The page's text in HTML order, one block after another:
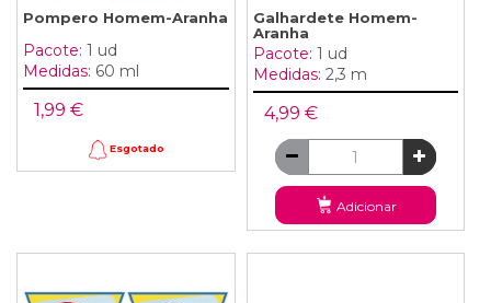
Pompero Homem-Aranha
Pacote: 1 ud
Medidas: 60 ml
1,99 €
Esgotado
Galhardete Homem-
Aranha
Pacote: 1 ud
Medidas: 2,3 m
4,99 €
Adicionar